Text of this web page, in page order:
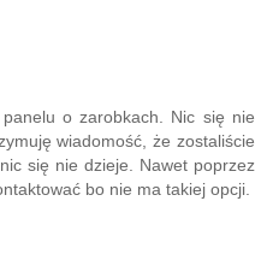
o zarobkach. Nic się nie
wiadomość, że zostaliście
się nie dzieje. Nawet poprzez
bo nie ma takiej opcji.